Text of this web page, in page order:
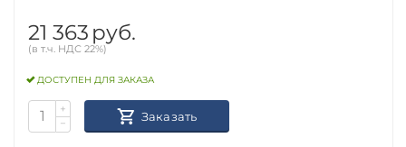
21 363 руб.
(в т.ч. НДС 22%)
ДОСТУПЕН ДЛЯ ЗАКАЗА
+
−
Заказать